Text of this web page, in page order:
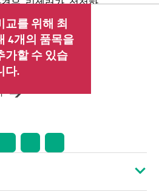
및 배송 등 기타 수수
수 있습니다. 리셀러가
션 가격은 다른 리셀
격 및 표시 가격과 다
. 표시 가격에는 기간
혜택이 포함될 수 있
시장 상황 변화, 제품
오류 등을 포함하되
않는 사유로 언제든
정할 권리를 보유합니
교를 위해 최
4개의 품목을
가할 수 있습
다.